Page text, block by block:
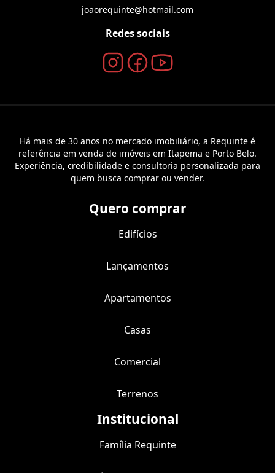
joaorequinte@hotmail.com
Redes sociais
Há mais de 30 anos no mercado imobiliário, a Requinte é
referência em venda de imóveis em Itapema e Porto Belo.
Experiência, credibilidade e consultoria personalizada para
quem busca comprar ou vender.
Quero comprar
Edifícios
Lançamentos
Apartamentos
Casas
Comercial
Terrenos
Institucional
Família Requinte